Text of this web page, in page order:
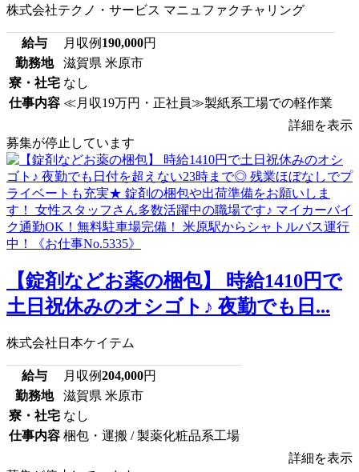
株式会社テクノ・サービス マニュファクチャリング
給与 月収例 190,000円
勤務地
滋賀県 米原市
寮・社宅 なし
仕事内容 ≪月収19万円・正社員≫製紙系工場での軽作業
詳細を表示
募集が停止しています
【錠剤などお薬の梱包】 時給1410円で
土日祝休みのオシゴト♪ 夜勤でも日...
株式会社日本ケイテム
給与 月収例204,000円
勤務地
滋賀県 米原市
寮・社宅 なし
仕事内容 梱包・運搬 / 製薬化粧品系工場
詳細を表示